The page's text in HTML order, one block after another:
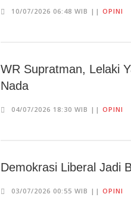
10/07/2026 06:48 WIB || OPINI
WR Supratman, Lelaki
Nada
04/07/2026 18:30 WIB || OPINI
Demokrasi Liberal Jadi
03/07/2026 00:55 WIB || OPINI